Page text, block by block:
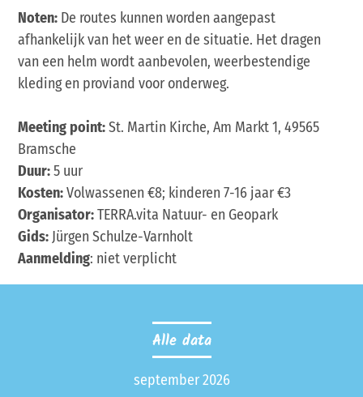
Noten: De routes kunnen worden aangepast
afhankelijk van het weer en de situatie. Het dragen
van een helm wordt aanbevolen, weerbestendige
kleding en proviand voor onderweg.
Meeting point:St. Martin Kirche, Am Markt 1, 49565
Bramsche
Duur:5 uur
Kosten:Volwassenen €8; kinderen 7-16 jaar €3
Organisator:TERRA.vita Natuur- en Geopark
Gids: Jürgen Schulze-Varnholt
Aanmelding: niet verplicht
Alle data
september 2026